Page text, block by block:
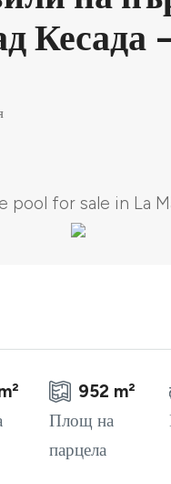
Кесада
952 m²
Площ на
парцела